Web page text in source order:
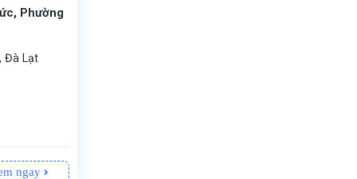
Phường
Đà Lạt
ngay